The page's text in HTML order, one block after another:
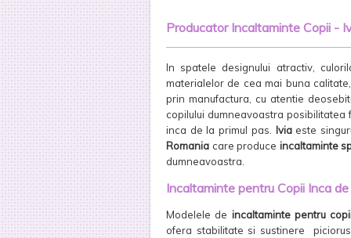
Producator Incaltaminte Copii -
In spatele designului atractiv,
materialelor de cea mai buna
prin manufactura, cu atentie
copilului dumneavoastra
inca de la primul pas. Iviaeste
Romania care produce incaltaminte
dumneavoastra.
Incaltaminte pentru Copii Inca
Modelele de incaltaminte pentru
ofera stabilitate si sustinere